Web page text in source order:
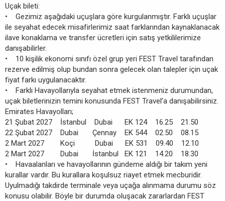
Uçak bileti:
• Gezimiz aşağıdaki uçuşlara göre kurgulanmıştır. Farklı uçuşlar
ile seyahat edecek misafirlerimiz saat farklarından kaynaklanacak
ilave konaklama ve transfer ücretleri için satış yetkililerimize
danışabilirler.
• 10 kişilik ekonomi sınıfı özel grup yeri FEST Travel tarafından
rezerve edilmiş olup bundan sonra gelecek olan talepler için uçak
fiyat farkı uygulanacaktır.
• Farklı Havayollarıyla seyahat etmek istenmeniz durumundan,
uçak biletlerinizin temini konusunda FEST Travel’a danışabilirsiniz.
Emirates Havayolları;
21 Şubat 2027 İstanbul Dubai EK 124 16.25 21.50
22 Şubat 2027 Dubai Çennay EK 544 02.50 08.15
2 Mart 2027 Koçi Dubai EK 531 09.40 12.10
2 Mart 2027 Dubai İstanbul EK 121 14.20 18.30
• Havaalanları ve havayollarının gündeme aldığı bir takım yeni
kurallar vardır. Bu kurallara koşulsuz riayet etmek mecburidir.
Uyulmadığı takdirde terminale veya uçağa alınmama durumu söz
konusu olabilir. Böyle bir durumda oluşacak zararlardan FEST